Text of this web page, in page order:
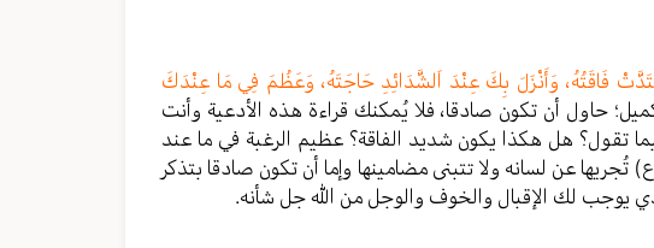
فَاقَتُهُ، وَأَنْزَلَ بِكَ عِنْدَ اَلشَّدَائِدِ حَاجَتَهُ، وَعَظُمَ فِي مَا عِنْدَكَ
حاول أن تكون صادقا، فلا يُمكنك قراءة هذه الأدعية وأنت
تقول؟ هل هكذا يكون شديد الفاقة؟ عظيم الرغبة في ما عند
تُجريها عن لسانه ولا تتبنى مضامينها وإما أن تكون صادقا بتذكر
يوجب لك الإقبال والخوف والوجل من الله جل شأنه.